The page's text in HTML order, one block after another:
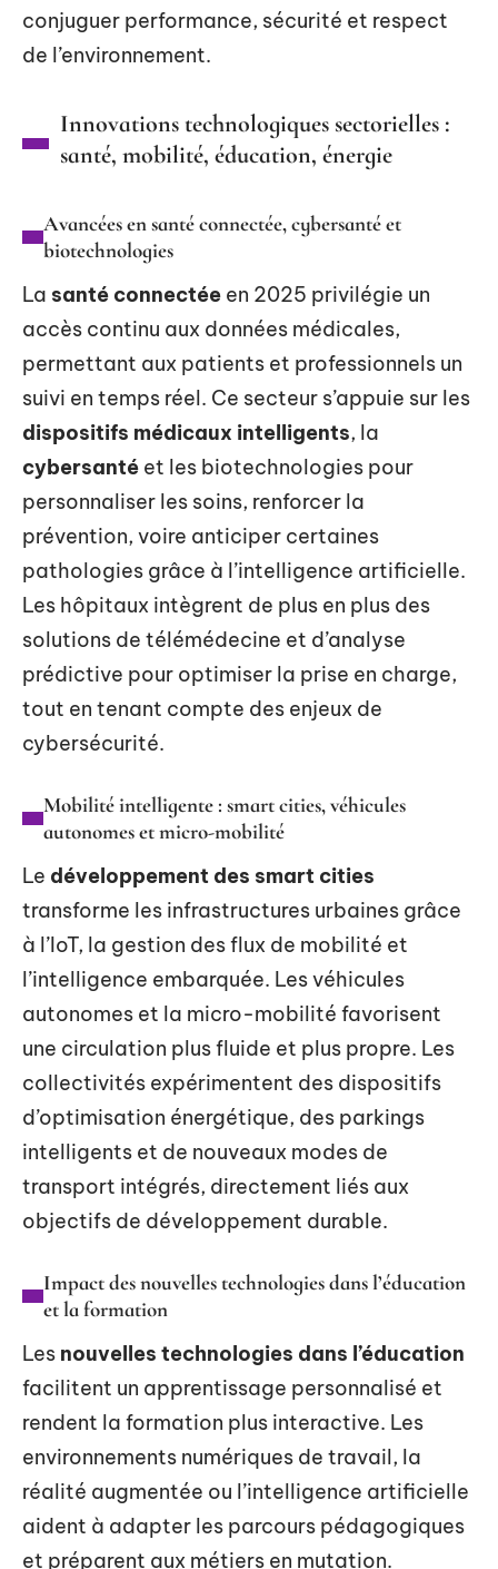
conjuguer performance, sécurité et respect
de l’environnement.
Innovations technologiques sectorielles :
santé, mobilité, éducation, énergie
Avancées en santé connectée, cybersanté et
biotechnologies
La santé connectée en 2025 privilégie un
accès continu aux données médicales,
permettant aux patients et professionnels un
suivi en temps réel. Ce secteur s’appuie sur les
dispositifs médicaux intelligents, la
cybersanté et les biotechnologies pour
personnaliser les soins, renforcer la
prévention, voire anticiper certaines
pathologies grâce à l’intelligence artificielle.
Les hôpitaux intègrent de plus en plus des
solutions de télémédecine et d’analyse
prédictive pour optimiser la prise en charge,
tout en tenant compte des enjeux de
cybersécurité.
Mobilité intelligente : smart cities, véhicules
autonomes et micro-mobilité
Le développement des smart cities
transforme les infrastructures urbaines grâce
à l’IoT, la gestion des flux de mobilité et
l’intelligence embarquée. Les véhicules
autonomes et la micro-mobilité favorisent
une circulation plus fluide et plus propre. Les
collectivités expérimentent des dispositifs
d’optimisation énergétique, des parkings
intelligents et de nouveaux modes de
transport intégrés, directement liés aux
objectifs de développement durable.
Impact des nouvelles technologies dans l’éducation
et la formation
Les nouvelles technologies dans l’éducation
facilitent un apprentissage personnalisé et
rendent la formation plus interactive. Les
environnements numériques de travail, la
réalité augmentée ou l’intelligence artificielle
aident à adapter les parcours pédagogiques
et préparent aux métiers en mutation.